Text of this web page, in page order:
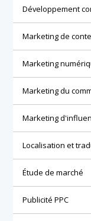
Développement
Marketing de
Marketing
Marketing du
Marketing
Localisation et
Étude de marché
Publicité PPC